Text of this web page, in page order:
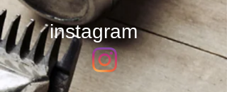
instagram